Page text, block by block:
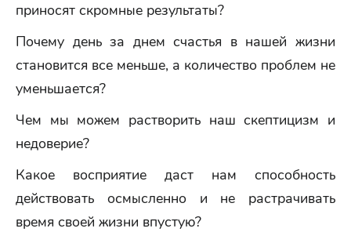
приносят скромные результаты?
Почему день за днем счастья в нашей жизни
становится все меньше, а количество проблем не
уменьшается?
Чем мы можем растворить наш скептицизм и
недоверие?
Какое восприятие даст нам способность
действовать осмысленно и не растрачивать
время своей жизни впустую?